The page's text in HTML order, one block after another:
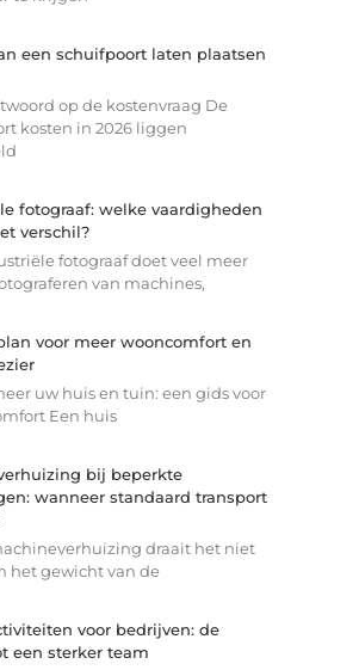
een schuifpoort laten plaatsen
op de kostenvraag De
kosten in 2026 liggen
fotograaf: welke vaardigheden
verschil?
fotograaf doet veel meer
van machines,
voor meer wooncomfort en
uw huis en tuin: een gids voor
Een huis
bij beperkte
wanneer standaard transport
draait het niet
het gewicht van de
voor bedrijven: de
een sterker team